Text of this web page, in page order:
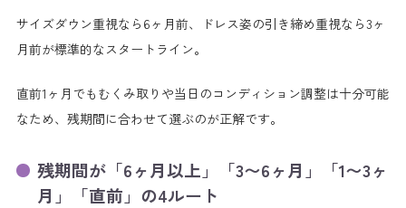
手順
この記事に関連したよくある質問
サイズダウン重視なら6ヶ月前、ドレス姿の引き締め重視なら3ヶ
月前が標準的なスタートライン。
直前1ヶ月でもむくみ取りや当日のコンディション調整は十分可能
なため、残期間に合わせて選ぶのが正解です。
残期間が「6ヶ月以上」「3〜6ヶ月」「1〜3ヶ
月」「直前」の4ルート